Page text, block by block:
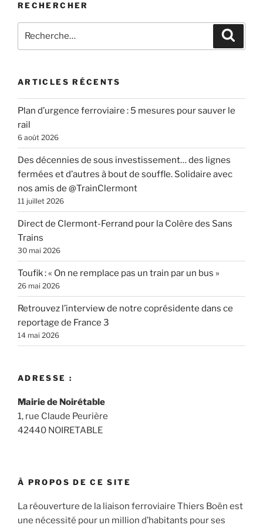
RECHERCHER
pour
ARTICLES RÉCENTS
Plan d’urgence ferroviaire : 5 mesures pour sauver le
rail
6 août 2026
Des décennies de sous investissement… des lignes
fermées et d’autres à bout de souffle. Solidaire avec
nos amis de @TrainClermont
11 juillet 2026
Direct de Clermont-Ferrand pour la Colère des Sans
Trains
30 mai 2026
Toufik : « On ne remplace pas un train par un bus »
26 mai 2026
Retrouvez l’interview de notre coprésidente dans ce
reportage de France 3
14 mai 2026
ADRESSE :
Mairie de Noirétable
1, rue Claude Peurière
42440 NOIRETABLE
À PROPOS DE CE SITE
La réouverture de la liaison ferroviaire Thiers Boën est
une nécessité pour un million d’habitants pour ses